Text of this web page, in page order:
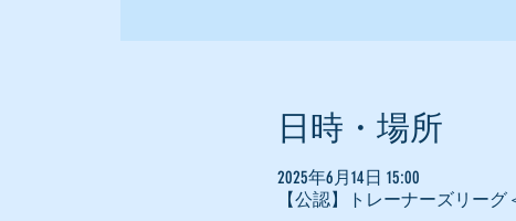
日時・場所
2025年6月14日 15:00
【公認】トレーナーズリー